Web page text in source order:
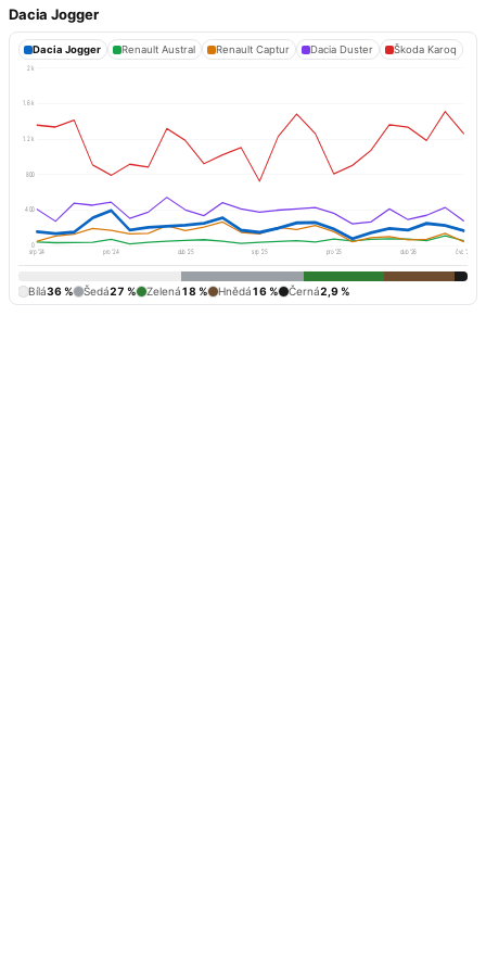
Dacia Jogger
Dacia Jogger Renault Austral Renault Captur Dacia Duster Škoda Karoq
0
400
800
1.2 k
1.6 k
2 k
srp '24 pro '24 dub '25 srp '25 pro '25 dub '26 čvc '26
Bílá36 % Šedá27 % Zelená18 % Hnědá16 % Černá2,9 %